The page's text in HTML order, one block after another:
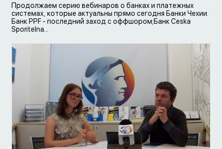
Продолжаем серию вебинаров о банках и платежных
системах, которые актуальны прямо сегодня Банки Чехии.
Банк PPF - последний заход с оффшором;Банк Ceska
Sporitelna...